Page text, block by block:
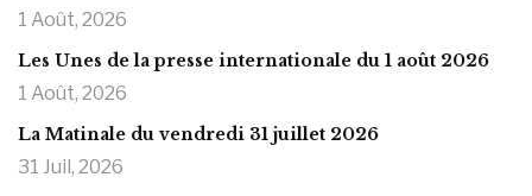
1 Août, 2026
Les Unes de la presse internationale du 1 août 2026
1 Août, 2026
La Matinale du vendredi 31 juillet 2026
31 Juil, 2026